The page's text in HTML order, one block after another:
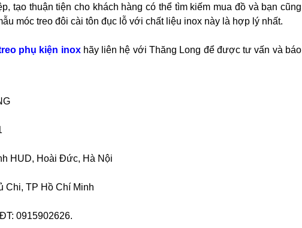
tạo thuận tiện cho khách hàng có thể tìm kiếm mua đồ và bạn cũng
móc treo đôi cài tôn đục lỗ với chất liệu inox này là hợp lý nhất.
phụ kiện inoxhãy liên hệ với Thăng Long để được tư vấn và báo
HUD, Hoài Đức, Hà Nội
Chi, TP Hồ Chí Minh
0915902626.